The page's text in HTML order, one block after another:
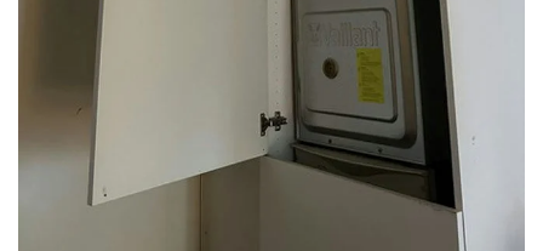
Computer expert
Over MrFix